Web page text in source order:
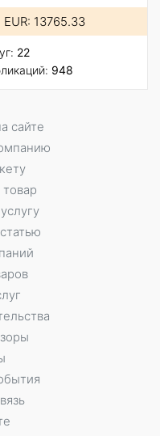
EUR: 13765.33
22
948
сайте